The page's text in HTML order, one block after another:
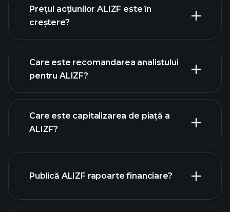
Prețul acțiunilor ALIZF este în
creștere?
graficul ALIZF
Care este recomandarea analistului
pentru ALIZF?
Care este capitalizarea de piață a
ALIZF?
lista noastră de acțiuni
Publică ALIZF rapoarte financiare?
finanțele ALIZF